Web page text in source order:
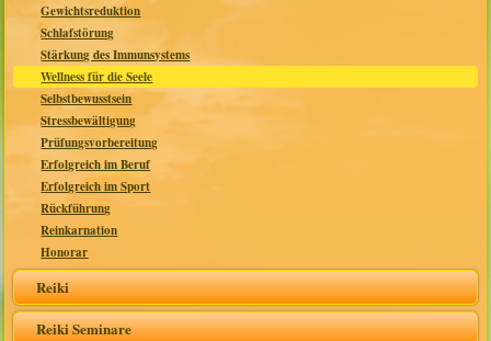
Gewichtsreduktion
Schlafstörung
Stärkung des Immunsystems
Wellness für die Seele
Selbstbewusstsein
Stressbewältigung
Prüfungsvorbereitung
Erfolgreich im Beruf
Erfolgreich im Sport
Rückführung
Reinkarnation
Honorar
Reiki
Reiki Seminare